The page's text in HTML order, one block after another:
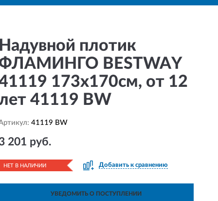
плотик
BESTWAY
173х170см, от 12
41119 BW
41119 BW
201 руб.
НЕТ В НАЛИЧИИ Добавить к сравнению
УВЕДОМИТЬ О ПОСТУПЛЕНИИ